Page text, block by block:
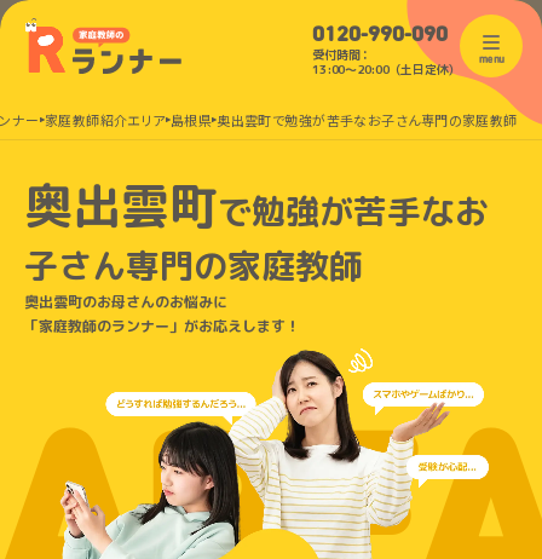
0120-990-090
受付時間：
13:00〜20:00（土日定休）
menu
ナー 家庭教師紹介エリア 島根県 奥出雲町で勉強が苦手なお子さん専門の家庭教師
奥出雲町で勉強が苦手なお
子さん専門の家庭教師
奥出雲町のお母さんのお悩みに
「家庭教師のランナー」がお応えします！